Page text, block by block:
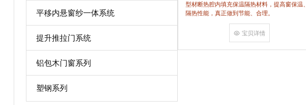
平移内悬窗纱一体系统
提升推拉门系统
铝包木门窗系列
塑钢系列
隔热性能，真正做到节能、合理。
宝贝详情
型材断热腔内填充保温隔热材料，提高窗保温、
隔热性能，真正做到节能、合理。
宝贝详情